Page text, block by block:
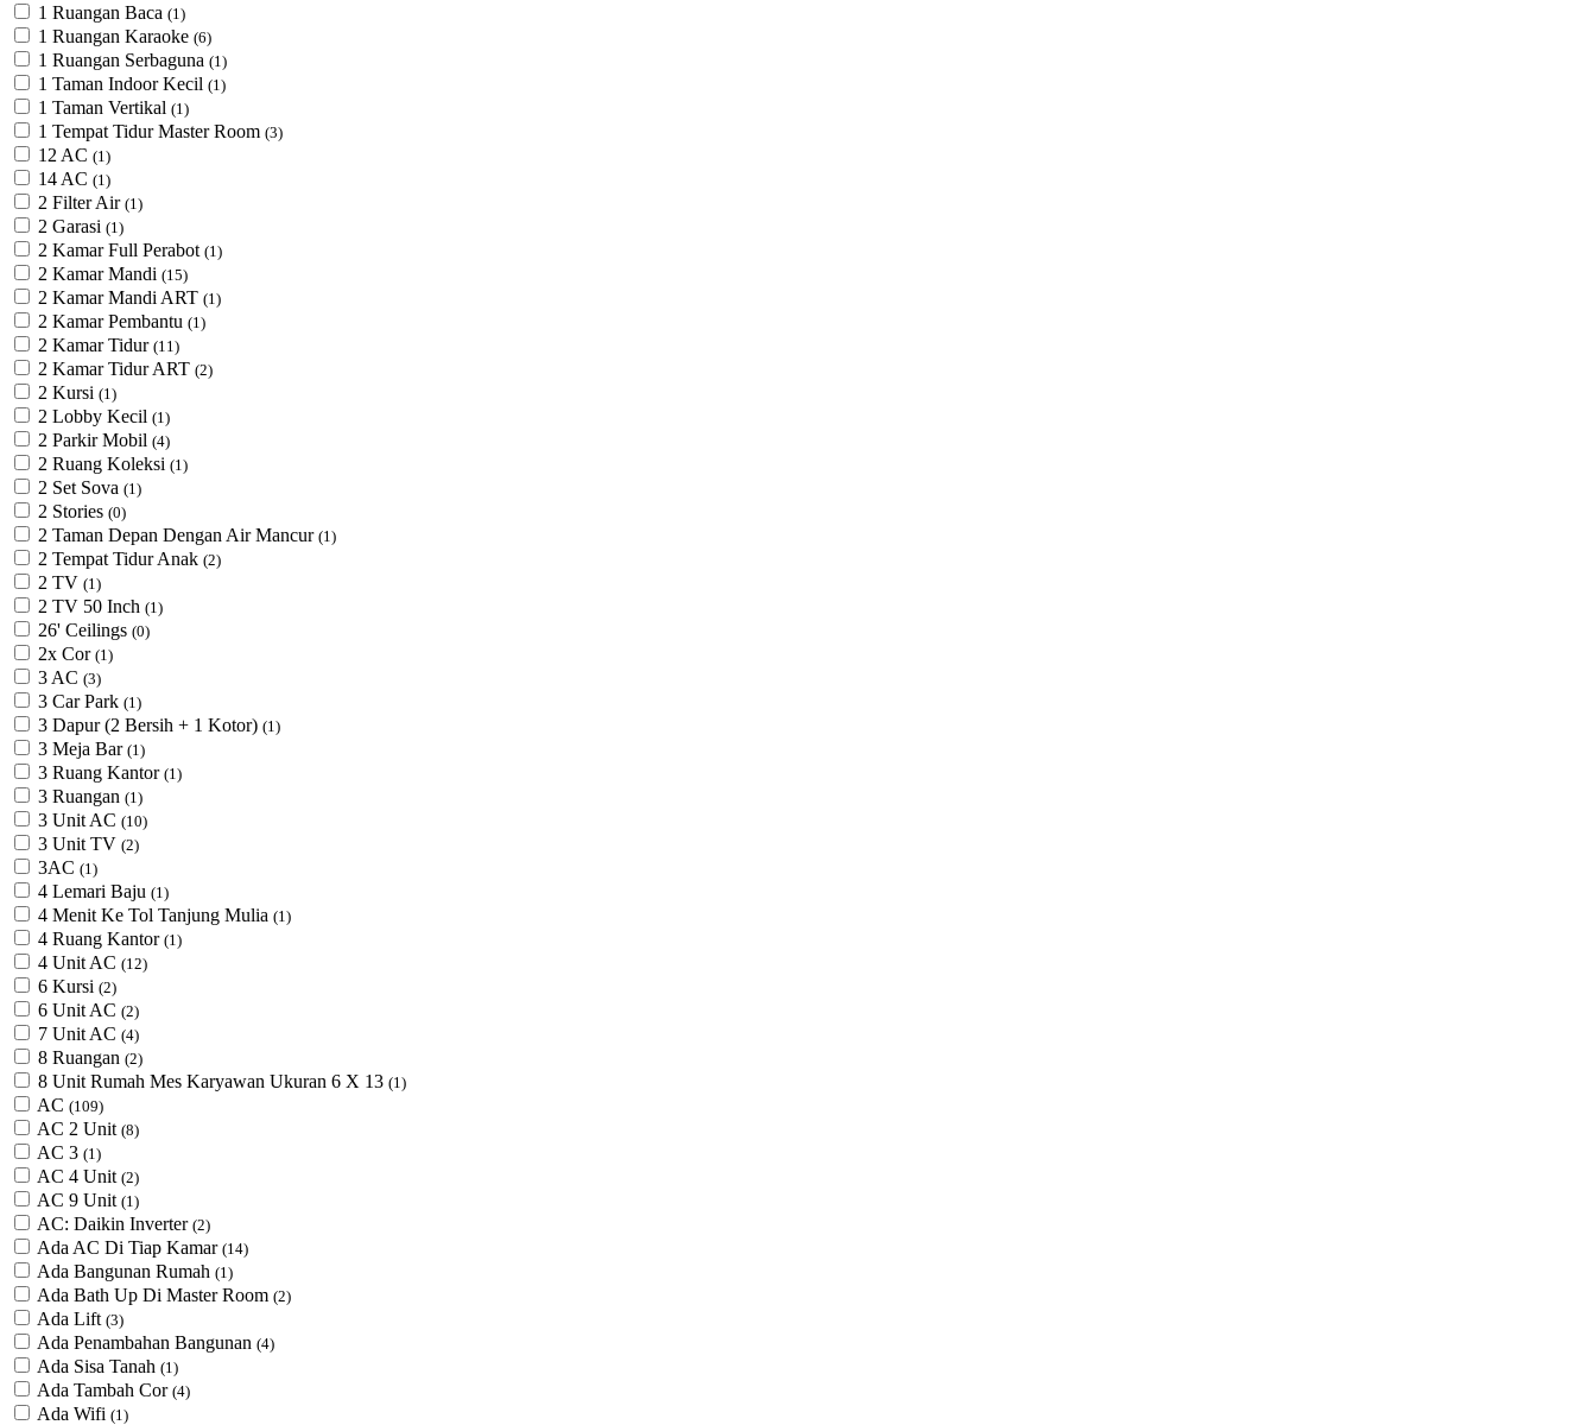
1 Ruangan Baca (1)
1 Ruangan Karaoke (6)
1 Ruangan Serbaguna (1)
1 Taman Indoor Kecil (1)
1 Taman Vertikal (1)
1 Tempat Tidur Master Room (3)
12 AC (1)
14 AC (1)
2 Filter Air (1)
2 Garasi (1)
2 Kamar Full Perabot (1)
2 Kamar Mandi (15)
2 Kamar Mandi ART (1)
2 Kamar Pembantu (1)
2 Kamar Tidur (11)
2 Kamar Tidur ART (2)
2 Kursi (1)
2 Lobby Kecil (1)
2 Parkir Mobil (4)
2 Ruang Koleksi (1)
2 Set Sova (1)
2 Stories (0)
2 Taman Depan Dengan Air Mancur (1)
2 Tempat Tidur Anak (2)
2 TV (1)
2 TV 50 Inch (1)
26' Ceilings (0)
2x Cor (1)
3 AC (3)
3 Car Park (1)
3 Dapur (2 Bersih + 1 Kotor) (1)
3 Meja Bar (1)
3 Ruang Kantor (1)
3 Ruangan (1)
3 Unit AC (10)
3 Unit TV (2)
3AC (1)
4 Lemari Baju (1)
4 Menit Ke Tol Tanjung Mulia (1)
4 Ruang Kantor (1)
4 Unit AC (12)
6 Kursi (2)
6 Unit AC (2)
7 Unit AC (4)
8 Ruangan (2)
8 Unit Rumah Mes Karyawan Ukuran 6 X 13 (1)
AC (109)
AC 2 Unit (8)
AC 3 (1)
AC 4 Unit (2)
AC 9 Unit (1)
AC: Daikin Inverter (2)
Ada AC Di Tiap Kamar (14)
Ada Bangunan Rumah (1)
Ada Bath Up Di Master Room (2)
Ada Lift (3)
Ada Penambahan Bangunan (4)
Ada Sisa Tanah (1)
Ada Tambah Cor (4)
Ada Wifi (1)